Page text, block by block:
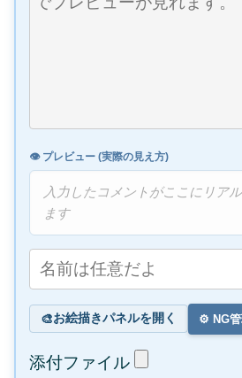
👁️ プレビュー (実際の見え方)
入力したコメントがここにリア
ます
🎨お絵描きパネルを開く ⚙️ NG
添付ファイル